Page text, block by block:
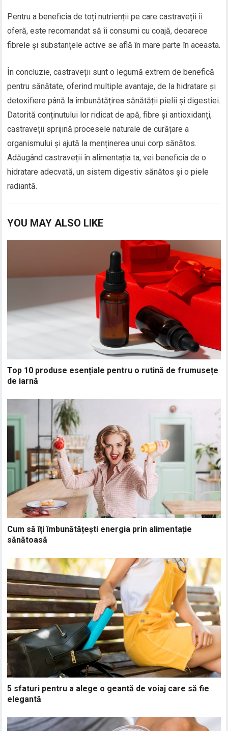
Pentru a beneficia de toți nutrienții pe care castraveții îi
oferă, este recomandat să îi consumi cu coajă, deoarece
fibrele și substanțele active se află în mare parte în aceasta.
În concluzie, castraveții sunt o legumă extrem de benefică
pentru sănătate, oferind multiple avantaje, de la hidratare și
detoxifiere până la îmbunătățirea sănătății pielii și digestiei.
Datorită conținutului lor ridicat de apă, fibre și antioxidanți,
castraveții sprijină procesele naturale de curățare a
organismului și ajută la menținerea unui corp sănătos.
Adăugând castraveții în alimentația ta, vei beneficia de o
hidratare adecvată, un sistem digestiv sănătos și o piele
radiantă.
YOU MAY ALSO LIKE
Top 10 produse esențiale pentru o rutină de frumusețe
de iarnă
Cum să îți îmbunătățești energia prin alimentație
sănătoasă
5 sfaturi pentru a alege o geantă de voiaj care să fie
elegantă